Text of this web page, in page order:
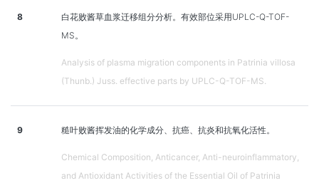
8
白花败酱草血浆迁移组分分析。有效部位采用UPLC-Q-TOF-
MS。
Analysis of plasma migration components in Patrinia villosa
(Thunb.) Juss. effective parts by UPLC-Q-TOF-MS.
9 糙叶败酱挥发油的化学成分、抗癌、抗炎和抗氧化活性。
Chemical Composition, Anticancer, Anti-neuroinflammatory,
and Antioxidant Activities of the Essential Oil of Patrinia